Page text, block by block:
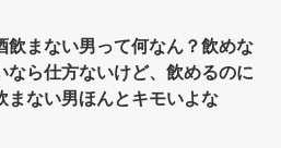
飲まない男って何なん？飲めな
なら仕方ないけど、飲めるのに
まない男ほんとキモいよな